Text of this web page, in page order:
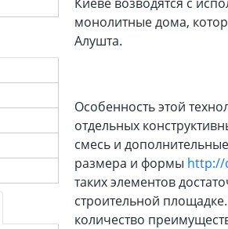
монолитные дома,
Алушта.
Особенность этой
отдельных
смесь и
размера и формы http://
таких элементов
строительной
количество